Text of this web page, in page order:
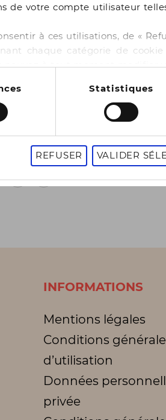
de votre compte utilisateur
à ces utilisations, de «
chaque catégorie de
pouvez à tout moment modifier
Statistiques
REFUSER VALIDER
ERAM
BALLERINE
3
Page
1 - 16 sur 3009 articles
INFORMATIONS
Mentions légales
Conditions
d’utilisation
Données
privée